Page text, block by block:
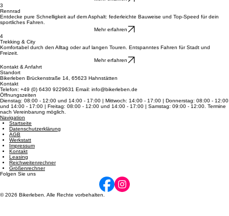
Meistern Sie Stock und Stein mit erstklassigen MTBs für pure Action in jedem Gelände und auf
Trails.
Mehr erfahren
3
Entdecke pure Schnelligkeit auf dem Asphalt: federleichte Bauweise und Top-Speed für dein
sportliches Fahren.
Mehr erfahren
4
Komfortabel durch den Alltag oder auf langen Touren. Entspanntes Fahren für Stadt und
Freizeit.
Mehr erfahren
Kontakt & Anfahrt
Standort
Bikerleben Brückenstraße 14, 65623 Hahnstätten
Kontakt
Telefon: +49 (0) 6430 9229631 Email: info@bikerleben.de
Öffnungszeiten
Dienstag: 08:00 - 12:00 und 14:00 - 17:00 | Mittwoch: 14:00 - 17:00 | Donnerstag: 08:00 - 12:00
und 14:00 - 17:00 | Freitag: 08:00 - 12:00 und 14:00 - 17:00 | Samstag: 09:00 - 12:00. Termine
nach Vereinbarung möglich.
Navigation
Startseite
Datenschutzerklärung
AGB
Werkstatt
Impressum
Kontakt
Leasing